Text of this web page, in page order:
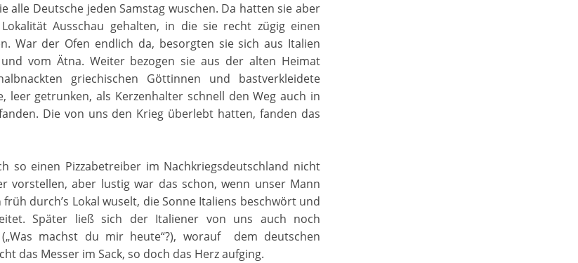
alle Deutsche jeden Samstag wuschen. Da hatten sie aber
Ausschau gehalten, in die sie recht zügig einen
War der Ofen endlich da, besorgten sie sich aus Italien
vom Ätna. Weiter bezogen sie aus der alten Heimat
griechischen Göttinnen und bastverkleidete
leer getrunken, als Kerzenhalter schnell den Weg auch in
Die von uns den Krieg überlebt hatten, fanden das
so einen Pizzabetreiber im Nachkriegsdeutschland nicht
vorstellen, aber lustig war das schon, wenn unser Mann
durch’s Lokal wuselt, die Sonne Italiens beschwört und
Später ließ sich der Italiener von uns auch noch
machst du mir heute“?), worauf dem deutschen
das Messer im Sack, so doch das Herz aufging.